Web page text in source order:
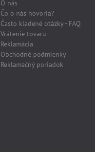
O nás
Čo o nás hovoria?
Často kladené otázky - FAQ
Vrátenie tovaru
Reklamácia
Obchodné podmienky
Reklamačný poriadok